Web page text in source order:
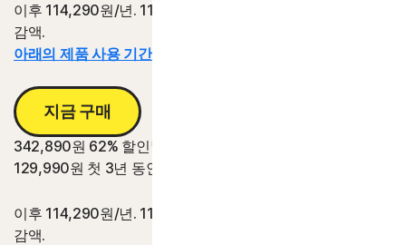
이후 114,290원/년. 114,290원/년의 2년 갱신 가격 대비 절
감액.
아래의 제품 사용 기간 정보를 참조하십시오.*
지금 구매
342,890원 62% 할인*
129,990원 첫 3년 동안
이후 114,290원/년. 114,290원/년의 3년 갱신 가격 대비 절
감액.